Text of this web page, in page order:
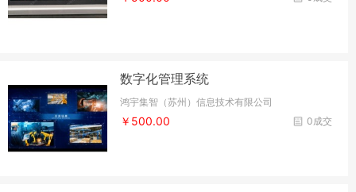
数字化管理系统
鸿宇集智（苏州）信息技术有限公司
0成交
￥500.00